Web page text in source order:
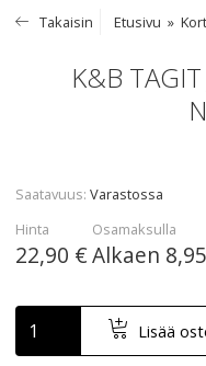
Takaisin Etusivu
K&B TAGIT
Saatavuus Varastossa
Hinta
22,90 €
Osamaksulla
Alkaen
Lisää